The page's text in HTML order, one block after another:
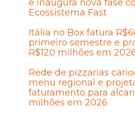
e inaugura nova fase
Ecossistema Fast
Itália no Box fatura
primeiro semestre e
R$120 milhões em
Rede de pizzarias
menu regional e
faturamento para
milhões em 2026